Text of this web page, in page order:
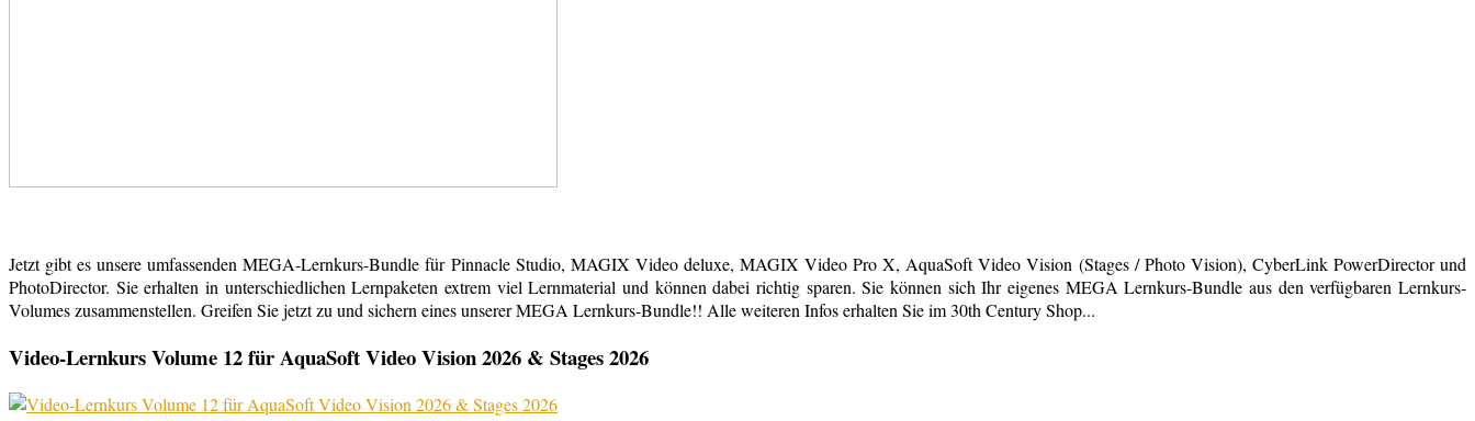
Jetzt gibt es unsere umfassenden MEGA-Lernkurs-Bundle für Pinnacle Studio, MAGIX Video deluxe, MAGIX Video Pro X, AquaSoft Video Vision (Stages / Photo Vision), CyberLink PowerDirector und
PhotoDirector. Sie erhalten in unterschiedlichen Lernpaketen extrem viel Lernmaterial und können dabei richtig sparen. Sie können sich Ihr eigenes MEGA Lernkurs-Bundle aus den verfügbaren Lernkurs-
Volumes zusammenstellen. Greifen Sie jetzt zu und sichern eines unserer MEGA Lernkurs-Bundle!! Alle weiteren Infos erhalten Sie im 30th Century Shop...
Video-Lernkurs Volume 12 für AquaSoft Video Vision 2026 & Stages 2026